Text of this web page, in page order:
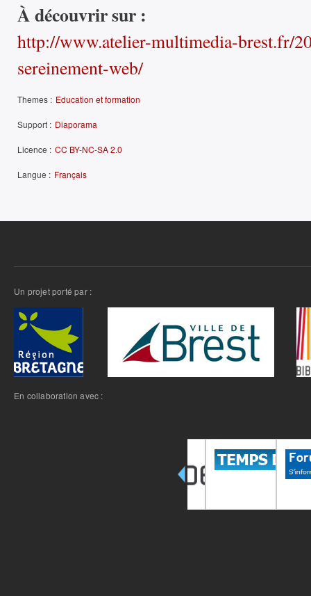
À découvrir sur :
http://www.atelier-multimedia-brest.fr/
sereinement-web/
Themes : Education et formation
Support : Diaporama
Licence : CC BY-NC-SA 2.0
Langue : Français
Un projet porté par :
En collaboration avec :